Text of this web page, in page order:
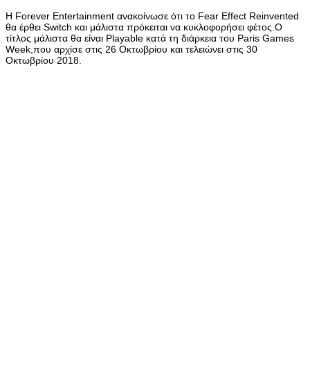
Η Forever Entertainment ανακοίνωσε ότι το Fear Effect Reinvented
θα έρθει Switch και μάλιστα πρόκειται να κυκλοφορήσει φέτος.Ο
τίτλος μάλιστα θα είναι Playable κατά τη διάρκεια του Paris Games
Week,που αρχίσε στις 26 Οκτωβρίου και τελειώνει στις 30
Οκτωβρίου 2018.